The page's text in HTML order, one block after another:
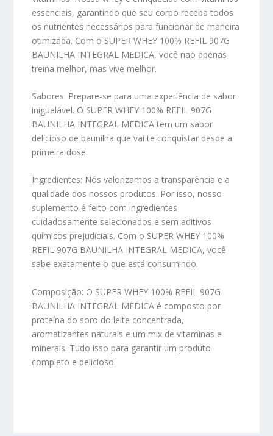
essenciais, garantindo que seu corpo receba todos
os nutrientes necessários para funcionar de maneira
otimizada. Com o SUPER WHEY 100% REFIL 907G
BAUNILHA INTEGRAL MEDICA, você não apenas
treina melhor, mas vive melhor.
Sabores: Prepare-se para uma experiência de sabor
inigualável. O SUPER WHEY 100% REFIL 907G
BAUNILHA INTEGRAL MEDICA tem um sabor
delicioso de baunilha que vai te conquistar desde a
primeira dose.
Ingredientes: Nós valorizamos a transparência e a
qualidade dos nossos produtos. Por isso, nosso
suplemento é feito com ingredientes
cuidadosamente selecionados e sem aditivos
químicos prejudiciais. Com o SUPER WHEY 100%
REFIL 907G BAUNILHA INTEGRAL MEDICA, você
sabe exatamente o que está consumindo.
Composição: O SUPER WHEY 100% REFIL 907G
BAUNILHA INTEGRAL MEDICA é composto por
proteína do soro do leite concentrada,
aromatizantes naturais e um mix de vitaminas e
minerais. Tudo isso para garantir um produto
completo e delicioso.